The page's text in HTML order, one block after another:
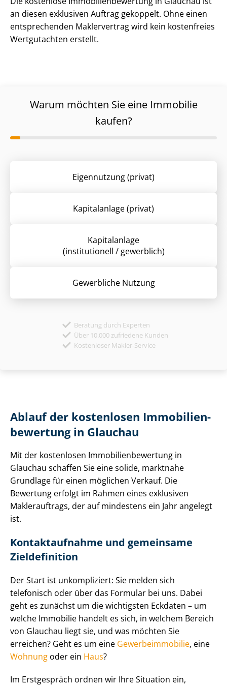
an diesen exklusiven Auftrag gekoppelt. Ohne einen
entsprechenden Maklervertrag wird kein kostenfreies
Wertgutachten erstellt.
Warum möchten Sie eine Immobilie
kaufen?
Eigennutzung (privat)
Kapitalanlage (privat)
Kapitalanlage
(institutionell / gewerblich)
Gewerbliche Nutzung
Beratung durch Experten
Über 10.000 zufriedene Kunden
Kostenloser Makler-Service
Ablauf der kostenlosen Im­mo­bi­li­en­
be­wer­tung in Glauchau
Mit der kostenlosen Im­mo­bi­li­en­be­wer­tung in
Glauchau schaffen Sie eine solide, marktnahe
Grundlage für einen möglichen Verkauf. Die
Bewertung erfolgt im Rahmen eines exklusiven
Maklerauftrags, der auf mindestens ein Jahr angelegt
ist.
Kontaktaufnahme und gemeinsame
Zieldefinition
Der Start ist unkompliziert: Sie melden sich
telefonisch oder über das Formular bei uns. Dabei
geht es zunächst um die wichtigsten Eckdaten – um
welche Immobilie handelt es sich, in welchem Bereich
von Glauchau liegt sie, und was möchten Sie
erreichen? Geht es um eine Ge­wer­be­im­mo­bi­lie, eine
Wohnung oder ein Haus?
Im Erstgespräch ordnen wir Ihre Situation ein,